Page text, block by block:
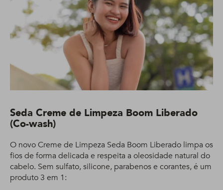
Seda Creme de Limpeza Boom Liberado
(Co-wash)
O novo Creme de Limpeza Seda Boom Liberado limpa os
fios de forma delicada e respeita a oleosidade natural do
cabelo. Sem sulfato, silicone, parabenos e corantes, é um
produto 3 em 1: